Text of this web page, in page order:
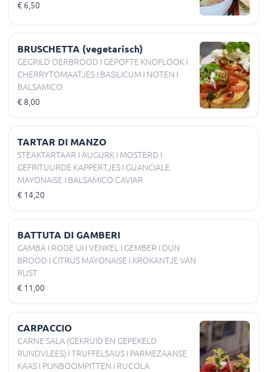
€ 6,50
BRUSCHETTA (vegetarisch)
GEGRILD OERBROOD I GEPOFTE KNOFLOOK I
CHERRYTOMAATJES I BASILICUM I NOTEN I
BALSAMICO
€ 8,00
TARTAR DI MANZO
STEAKTARTAAR I AUGURK I MOSTERD I
GEFRITUURDE KAPPERTJES I GUANCIALE
MAYONAISE I BALSAMICO CAVIAR
€ 14,20
BATTUTA DI GAMBERI
GAMBA I RODE UI I VENKEL I GEMBER I DUN
BROOD I CITRUS MAYONAISE I KROKANTJE VAN
RIJST
€ 11,00
CARPACCIO
CARNE SALA (GEKRUID EN GEPEKELD
RUNDVLEES) I TRUFFELSAUS I PARMEZAANSE
KAAS I PIJNBOOMPITTEN I RUCOLA